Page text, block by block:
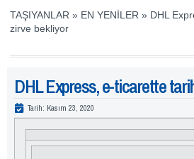
TAŞIYANLAR » EN YENİLER » DHL
zirve bekliyor
DHL Express, e-ticarette
Tarih: Kasım 23, 2020